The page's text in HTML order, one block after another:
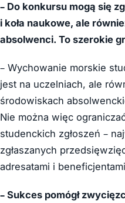
– Do konkursu mogą się
i koła naukowe, ale
absolwenci. To szerokie
– Wychowanie morskie
jest na uczelniach, ale
środowiskach
Nie można więc
studenckich zgłoszeń –
zgłaszanych
adresatami i
– Sukces pomógł